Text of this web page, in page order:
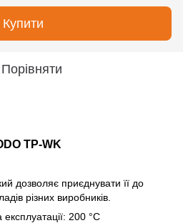
Купити
Порівняти
TP-WK
дозволяє приєднувати її до
різних виробників.
200 °C